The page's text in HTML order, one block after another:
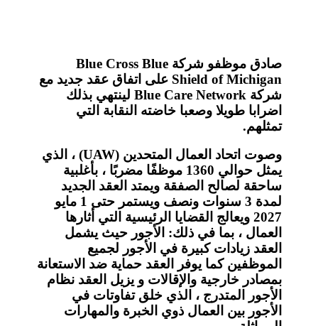
صادق موظفو شركة Blue Cross Blue
Shield of Michigan على اتفاق عقد جديد مع
شركة Blue Care Network لينتهي بذلك
اضرابا طويلا وصعبا خاضته النقابة التي
تمثلهم.
وصوت اتحاد العمال المتحدين (UAW) ، الذي
يمثل حوالي 1360 موظفًا مضربًا ، بأغلبية
ساحقة لصالح الصفقة ويمتد العقد الجديد
لمدة 3 سنوات ونصف ويستمر حتى 1 مايو
2027 ويعالج القضايا الرئيسية التي أثارها
العمال ، بما في ذلك: الأجور حيث يشمل
العقد زيادات كبيرة في الأجور لجميع
الموظفين كما يوفر العقد حماية ضد الاستعانة
بمصادر خارجية والإقالات و يزيل العقد نظام
الأجور المتدرج ، الذي خلق تفاوتات في
الأجور بين العمال ذوي الخبرة والمهارات